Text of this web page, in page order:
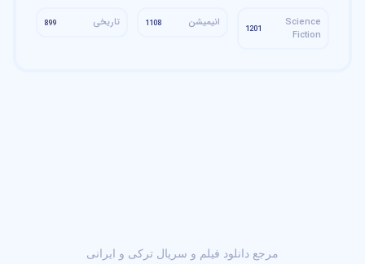
Science
Fiction
1201 انیمیشن 1108 تاریخی 899
مرجع دانلود فیلم و سریال ترکی و ایرانی